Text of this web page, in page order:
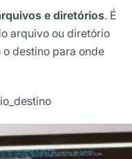
e diretórios. É
arquivo ou diretório
destino para onde